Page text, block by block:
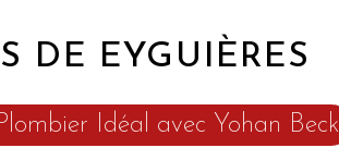
DE EYGUIÈRES
Idéal avec Yohan Beck